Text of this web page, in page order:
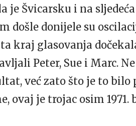
Švicarsku i na
došle donijele su
kraj glasovanja
Peter, Sue i Marc.
već zato što je to
ovaj je trojac osim 1971.